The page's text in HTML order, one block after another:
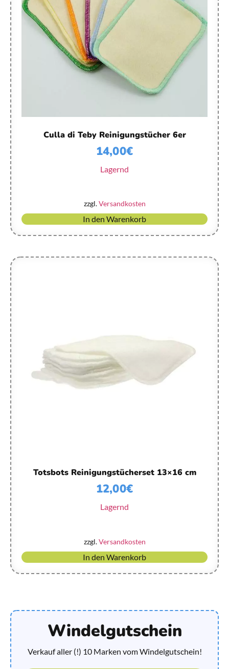
Culla di Teby Reinigungstücher 6er
14,00€
Lagernd
zzgl.Versandkosten
In den Warenkorb
Totsbots Reinigungstücherset 13×16 cm
12,00€
Lagernd
zzgl.Versandkosten
In den Warenkorb
Windelgutschein
Verkauf aller (!) 10 Marken vom Windelgutschein!